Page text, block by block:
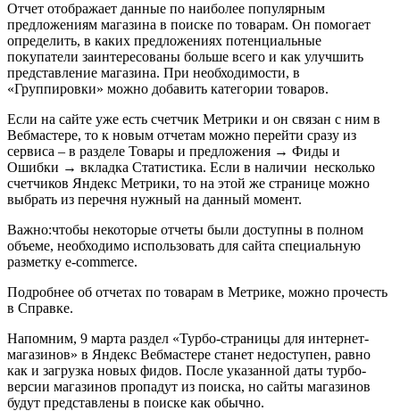
Отчет отображает данные по наиболее популярным
предложениям магазина в поиске по товарам. Он помогает
определить, в каких предложениях потенциальные
покупатели заинтересованы больше всего и как улучшить
представление магазина. При необходимости, в
«Группировки» можно добавить категории товаров.
Если на сайте уже есть счетчик Метрики и он связан с ним в
Вебмастере, то к новым отчетам можно перейти сразу из
сервиса – в разделе Товары и предложения → Фиды и
Ошибки → вкладка Статистика. Если в наличии несколько
счетчиков Яндекс Метрики, то на этой же странице можно
выбрать из перечня нужный на данный момент.
Важно:чтобы некоторые отчеты были доступны в полном
объеме, необходимо использовать для сайта специальную
разметку e-commerce.
Подробнее об отчетах по товарам в Метрике, можно прочесть
в Справке.
Напомним, 9 марта раздел «Турбо-страницы для интернет-
магазинов» в Яндекс Вебмастере станет недоступен, равно
как и загрузка новых фидов. После указанной даты турбо-
версии магазинов пропадут из поиска, но сайты магазинов
будут представлены в поиске как обычно.